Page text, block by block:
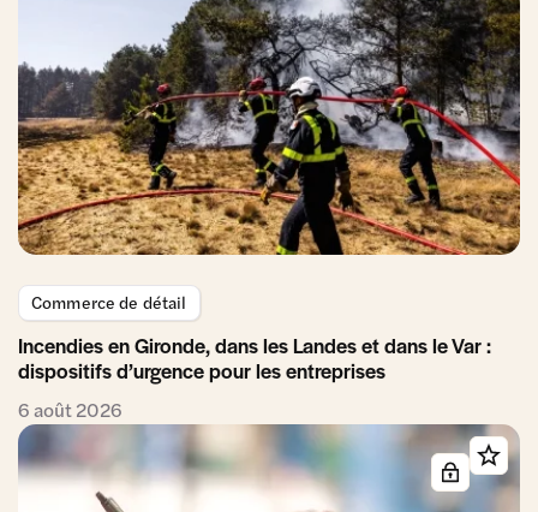
Commerce de détail
Incendies en Gironde, dans les Landes et dans le Var :
dispositifs d’urgence pour les entreprises
6 août 2026